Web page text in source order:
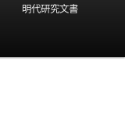
明代研究文書